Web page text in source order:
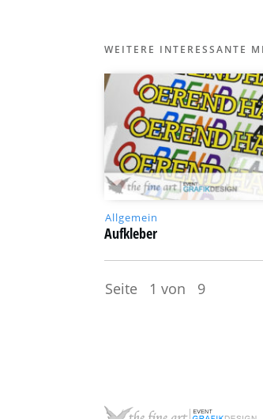
WEITERE INTERESSANTE
Allgemein
Aufkleber
Seite 1 von 9